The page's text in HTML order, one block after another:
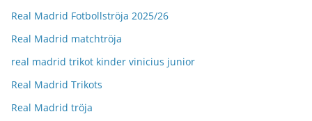
Real Madrid Fotbollströja 2025/26
Real Madrid matchtröja
real madrid trikot kinder vinicius junior
Real Madrid Trikots
Real Madrid tröja